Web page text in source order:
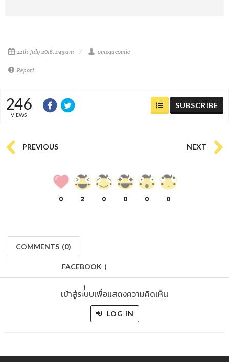
12th July 2016, 1:43 am omegacomic
Report
246
VIEWS
SUBSCRIBE
PREVIOUS NEXT
0 2 0 0 0 0
COMMENTS (0)
FACEBOOK (
)
เข้าสู่ระบบเพื่อแสดงความคิดเห็น
LOG IN